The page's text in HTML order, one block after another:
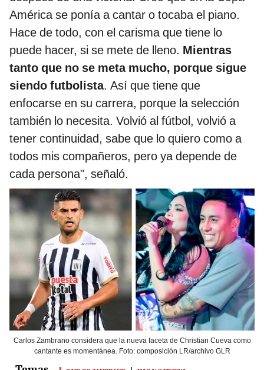
América se ponía a cantar o tocaba el piano.
Hace de todo, con el carisma que tiene lo
puede hacer, si se mete de lleno. Mientras
tanto que no se meta mucho, porque sigue
siendo futbolista. Así que tiene que
enfocarse en su carrera, porque la selección
también lo necesita. Volvió al fútbol, volvió a
tener continuidad, sabe que lo quiero como a
todos mis compañeros, pero ya depende de
cada persona", señaló.
Carlos Zambrano considera que la nueva faceta de Christian Cueva como
cantante es momentánea. Foto: composición LR/archivo GLR